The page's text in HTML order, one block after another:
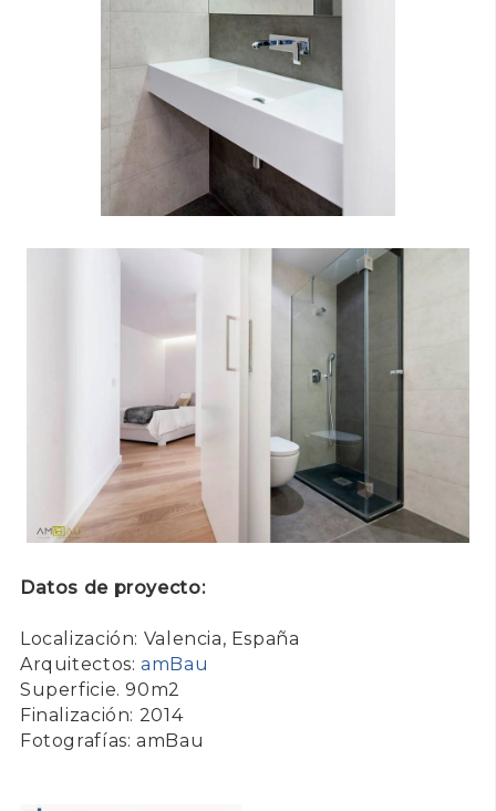
Datos de proyecto:
Localización: Valencia, España
Arquitectos:amBau
Superficie. 90m2
Finalización: 2014
Fotografías: am Bau